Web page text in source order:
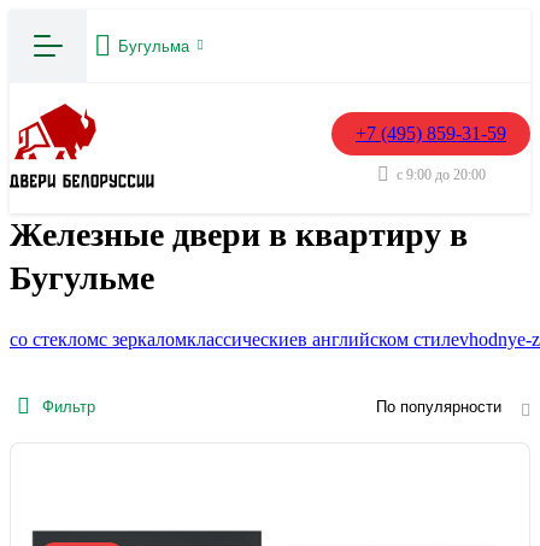
Бугульма
+7 (495) 859-31-59
с 9:00 до 20:00
Железные двери в квартиру в
Бугульме
со стекломс зеркаломклассическиев английском стилеvhodnye-
Фильтр По популярности